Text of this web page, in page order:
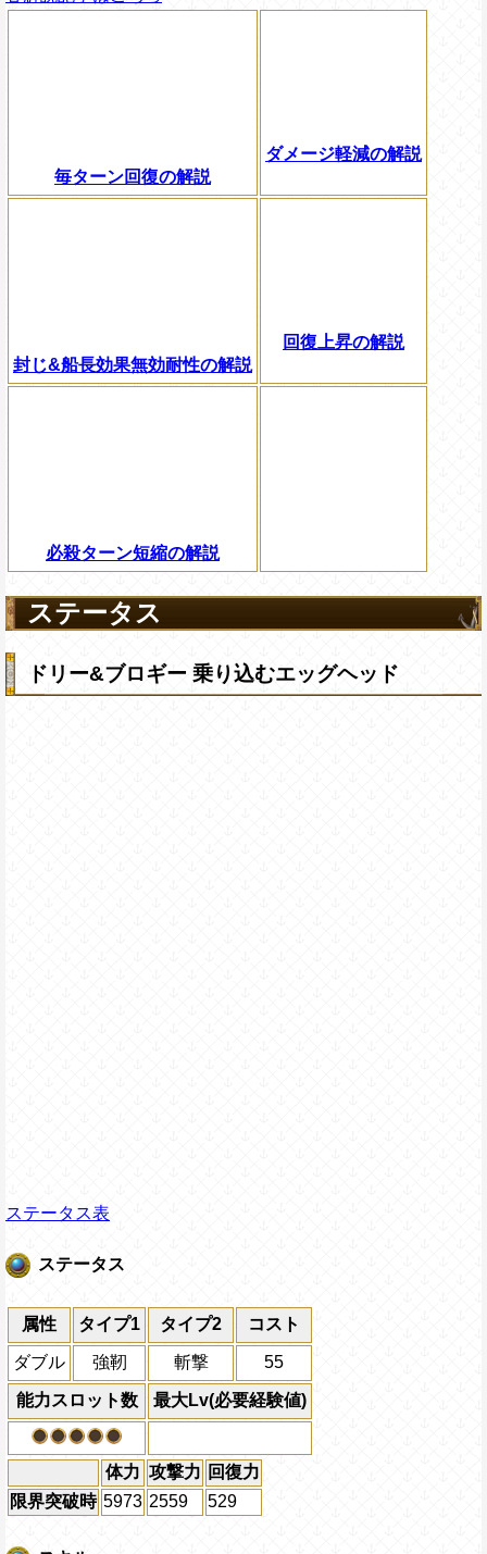
毎ターン回復の解説
ダメージ軽減の解説
封じ&船長効果無効耐性の解説
回復上昇の解説
必殺ターン短縮の解説
ステータス
ドリー&ブロギー 乗り込むエッグヘッド
ステータス表
ステータス
属性 タイプ1 タイプ2 コスト
ダブル 強靭 斬撃 55
能力スロット数 最大Lv(必要経験値)
体力 攻撃力 回復力
限界突破時 5973 2559 529